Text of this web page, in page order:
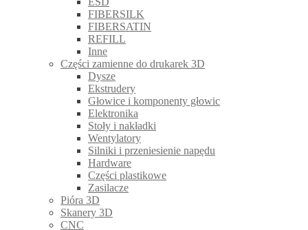
FIBERSILK
FIBERSATIN
REFILL
Inne
Części zamienne do drukarek 3D
Dysze
Ekstrudery
Głowice i komponenty głowic
Elektronika
Stoły i nakładki
Wentylatory
Silniki i przeniesienie napędu
Hardware
Części plastikowe
Zasilacze
Pióra 3D
Skanery 3D
CNC